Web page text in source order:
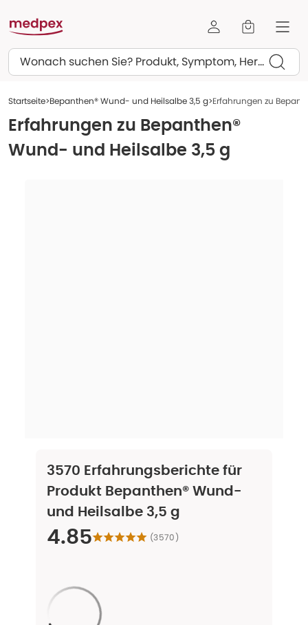
Suchen
Startseite Bepanthen® Wund- und Heilsalbe 3,5 g Erfahrungen zu
Erfahrungen zu Bepanthen®
Wund- und Heilsalbe 3,5 g
3570 Erfahrungsberichte für
Produkt Bepanthen® Wund-
und Heilsalbe 3,5 g
4.85 (3570)